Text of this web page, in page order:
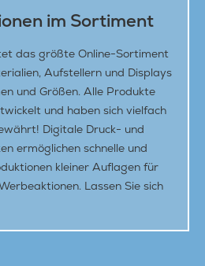
im Sortiment
das größte Online-Sortiment
Aufstellern und Displays
und Größen. Alle Produkte
und haben sich vielfach
Digitale Druck- und
ermöglichen schnelle und
kleiner Auflagen für
Lassen Sie sich